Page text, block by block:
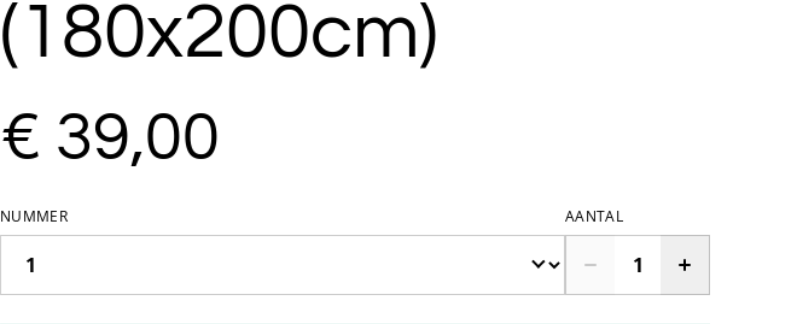
(180x200cm)
€ 39,00
NUMMER AANTAL